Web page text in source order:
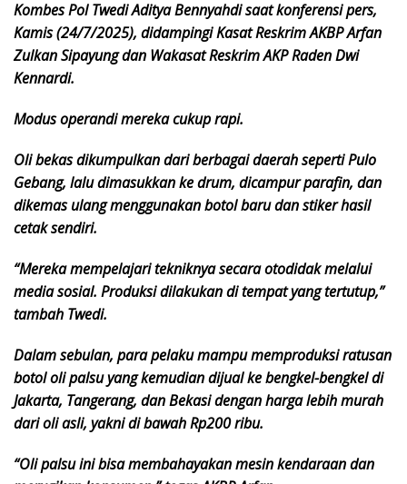
Kombes Pol Twedi Aditya Bennyahdi saat konferensi pers,
Kamis (24/7/2025), didampingi Kasat Reskrim AKBP Arfan
Zulkan Sipayung dan Wakasat Reskrim AKP Raden Dwi
Kennardi.
Modus operandi mereka cukup rapi.
Oli bekas dikumpulkan dari berbagai daerah seperti Pulo
Gebang, lalu dimasukkan ke drum, dicampur parafin, dan
dikemas ulang menggunakan botol baru dan stiker hasil
cetak sendiri.
“Mereka mempelajari tekniknya secara otodidak melalui
media sosial. Produksi dilakukan di tempat yang tertutup,”
tambah Twedi.
Dalam sebulan, para pelaku mampu memproduksi ratusan
botol oli palsu yang kemudian dijual ke bengkel-bengkel di
Jakarta, Tangerang, dan Bekasi dengan harga lebih murah
dari oli asli, yakni di bawah Rp200 ribu.
“Oli palsu ini bisa membahayakan mesin kendaraan dan